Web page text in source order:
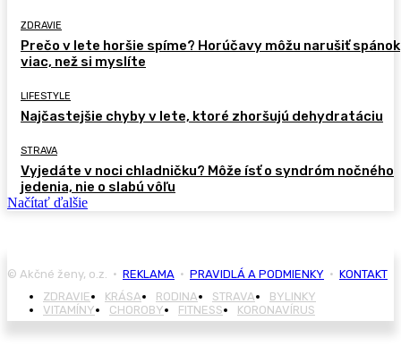
ZDRAVIE
Prečo v lete horšie spíme? Horúčavy môžu narušiť spánok
viac, než si myslíte
LIFESTYLE
Najčastejšie chyby v lete, ktoré zhoršujú dehydratáciu
STRAVA
Vyjedáte v noci chladničku? Môže ísť o syndróm nočného
jedenia, nie o slabú vôľu
Načítať ďalšie
© Akčné ženy, o.z. • REKLAMA • PRAVIDLÁ A PODMIENKY • KONTAKT
ZDRAVIE
KRÁSA RODINA STRAVA
BYLINKY
VITAMÍNY
CHOROBY FITNESS KORONAVÍRUS